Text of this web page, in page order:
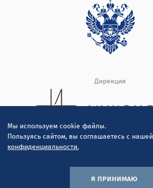
Мы используем cookie файлы.
Пользуясь сайтом, вы соглашаетесь с нашей
конфиденциальности.
я принимаю
Дирекция